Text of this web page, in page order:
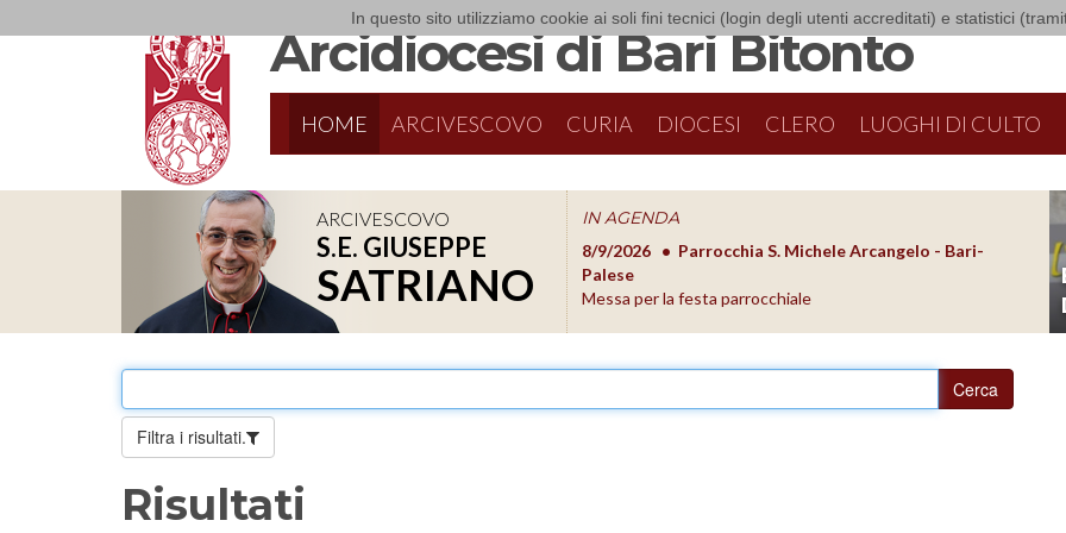
In questo sito utilizziamo cookie ai soli fini tecnici (login degli utenti accreditati) e statistici
Arcidiocesi di Bari Bitonto
HOME ARCIVESCOVO CURIA DIOCESI CLERO LUOGHI DI CULTO
ARCIVESCOVO
S.E. GIUSEPPE
SATRIANO
IN AGENDA
8/17/2026
Conversano
Conferenza Episcopale Pugliese
8/9/2026
Parrocchia S. Michele Arcangelo - Bari-
Palese
Messa per la festa parrocchiale
8/10/
Filtra i risultati.
Risultati